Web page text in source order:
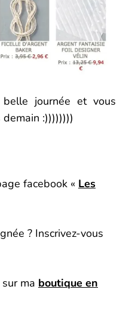
journée et vous
:))))))))
facebook « Les
? Inscrivez-vous
ma boutique en